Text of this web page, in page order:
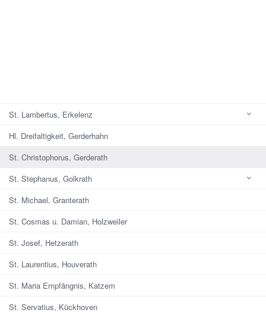
St. Lambertus, Erkelenz
Hl. Dreifaltigkeit, Gerderhahn
St. Christophorus, Gerderath
St. Stephanus, Golkrath
St. Michael, Granterath
St. Cosmas u. Damian, Holzweiler
St. Josef, Hetzerath
St. Laurentius, Houverath
St. Maria Empfängnis, Katzem
St. Servatius, Kückhoven